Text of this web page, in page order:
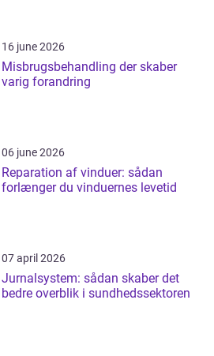
16 june 2026
Misbrugsbehandling der skaber
varig forandring
06 june 2026
Reparation af vinduer: sådan
forlænger du vinduernes levetid
07 april 2026
Jurnalsystem: sådan skaber det
bedre overblik i sundhedssektoren